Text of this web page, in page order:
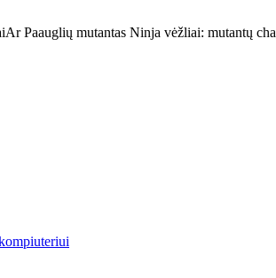
Paauglių mutantas Ninja vėžliai: mutantų